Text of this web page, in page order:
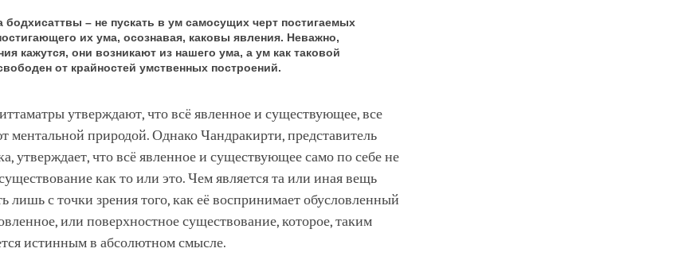
бодхисаттвы – не пускать в ум самосущих черт постигаемых
их ума, осознавая, каковы явления. Неважно,
кажутся, они возникают из нашего ума, а ум как таковой
от крайностей умственных построений.
утверждают, что всё явленное и существующее, все
ментальной природой. Однако Чандракирти, представитель
утверждает, что всё явленное и существующее само по себе не
как то или это. Чем является та или иная вещь
лишь с точки зрения того, как её воспринимает обусловленный
или поверхностное существование, которое, таким
истинным в абсолютном смысле.